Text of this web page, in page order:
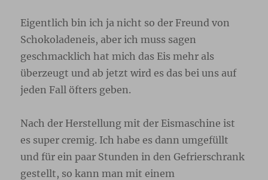
Eigentlich bin ich ja nicht so der Freund von
Schokoladeneis, aber ich muss sagen
geschmacklich hat mich das Eis mehr als
überzeugt und ab jetzt wird es das bei uns auf
jeden Fall öfters geben.
Nach der Herstellung mit der Eismaschine ist
es super cremig. Ich habe es dann umgefüllt
und für ein paar Stunden in den Gefrierschrank
gestellt, so kann man mit einem